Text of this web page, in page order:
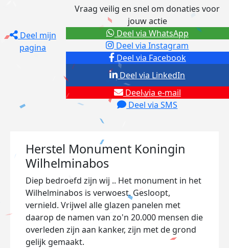
Deel mijn
pagina
Vraag veilig en snel om donaties voor
jouw actie
Deel via Facebook
Deel via Instagram
Deel via e-mail
Deel via SMS
Deel via LinkedIn
Deel via WhatsApp
Herstel Monument Koningin
Wilhelminabos
Diep bedroefd zijn wij .. Het monument in het
Wilhelminabos is verwoest. Gesloopt,
vernield. Vrijwel alle glazen panelen met
daarop de namen van zo'n 20.000 mensen die
overleden zijn aan kanker, zijn met de grond
gelijk gemaakt.